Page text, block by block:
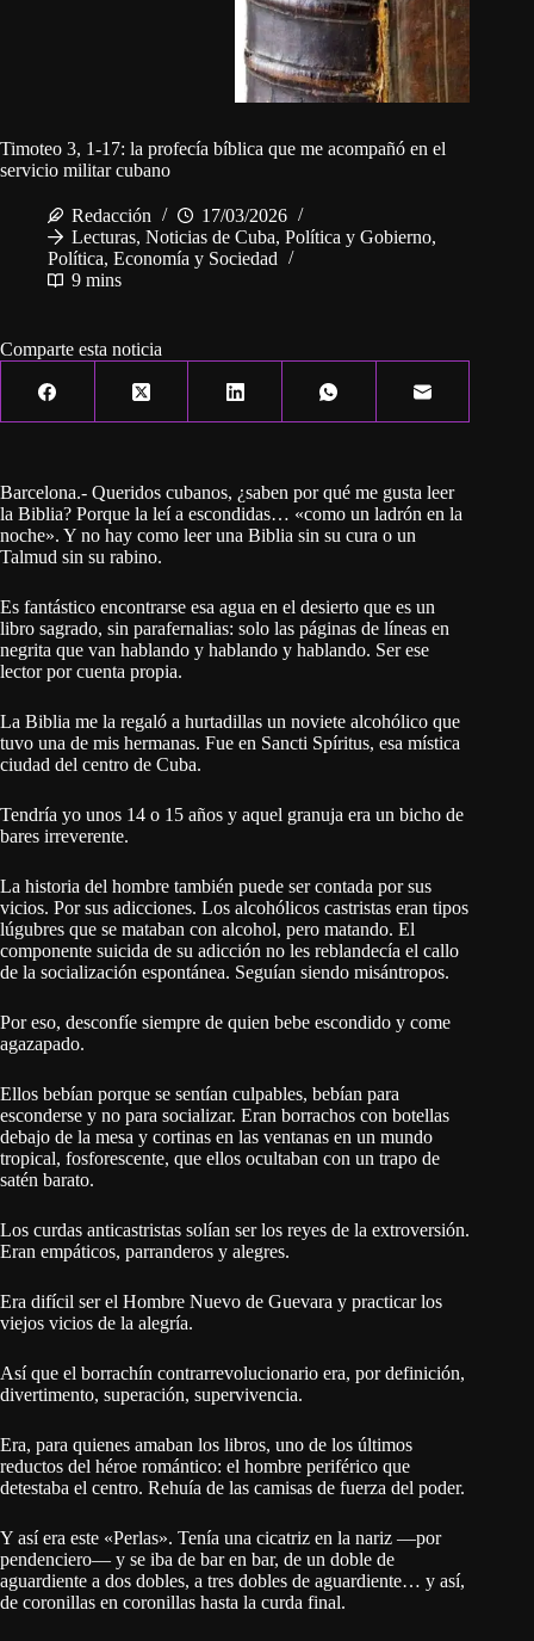
Timoteo 3, 1-17: la profecía bíblica que me acompañó en el
servicio militar cubano
Redacción
17/03/2026
Lecturas, Noticias de Cuba, Política y Gobierno,
Política, Economía y Sociedad
9 mins
Comparte esta noticia
Barcelona.- Queridos cubanos, ¿saben por qué me gusta leer
la Biblia? Porque la leí a escondidas… «como un ladrón en la
noche». Y no hay como leer una Biblia sin su cura o un
Talmud sin su rabino.
Es fantástico encontrarse esa agua en el desierto que es un
libro sagrado, sin parafernalias: solo las páginas de líneas en
negrita que van hablando y hablando y hablando. Ser ese
lector por cuenta propia.
La Biblia me la regaló a hurtadillas un noviete alcohólico que
tuvo una de mis hermanas. Fue en Sancti Spíritus, esa mística
ciudad del centro de Cuba.
Tendría yo unos 14 o 15 años y aquel granuja era un bicho de
bares irreverente.
La historia del hombre también puede ser contada por sus
vicios. Por sus adicciones. Los alcohólicos castristas eran tipos
lúgubres que se mataban con alcohol, pero matando. El
componente suicida de su adicción no les reblandecía el callo
de la socialización espontánea. Seguían siendo misántropos.
Por eso, desconfíe siempre de quien bebe escondido y come
agazapado.
Ellos bebían porque se sentían culpables, bebían para
esconderse y no para socializar. Eran borrachos con botellas
debajo de la mesa y cortinas en las ventanas en un mundo
tropical, fosforescente, que ellos ocultaban con un trapo de
satén barato.
Los curdas anticastristas solían ser los reyes de la extroversión.
Eran empáticos, parranderos y alegres.
Era difícil ser el Hombre Nuevo de Guevara y practicar los
viejos vicios de la alegría.
Así que el borrachín contrarrevolucionario era, por definición,
divertimento, superación, supervivencia.
Era, para quienes amaban los libros, uno de los últimos
reductos del héroe romántico: el hombre periférico que
detestaba el centro. Rehuía de las camisas de fuerza del poder.
Y así era este «Perlas». Tenía una cicatriz en la nariz —por
pendenciero— y se iba de bar en bar, de un doble de
aguardiente a dos dobles, a tres dobles de aguardiente… y así,
de coronillas en coronillas hasta la curda final.